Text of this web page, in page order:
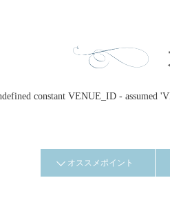
constant VENUE_ID -
オススメポイント